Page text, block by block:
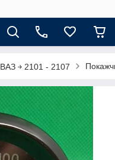
ВАЗ ￫ 2101 - 2107